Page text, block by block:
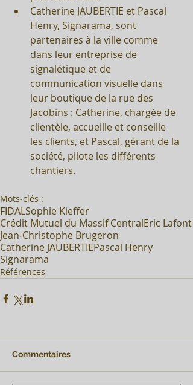
Catherine JAUBERTIE et Pascal
Henry, Signarama, sont
partenaires à la ville comme
dans leur entreprise de
signalétique et de
communication visuelle dans
leur boutique de la rue des
Jacobins : Catherine, chargée de
clientèle, accueille et conseille
les clients, et Pascal, gérant de la
société, pilote les différents
chantiers.
Mots-clés :
FIDALSophie Kieffer
Crédit Mutuel du Massif CentralEric Lafont
Jean-Christophe Brugeron
Catherine JAUBERTIEPascal Henry
Signarama
Références
Commentaires